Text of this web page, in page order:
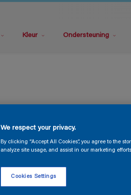
Kleur Ondersteuning
We respect your privacy.
By clicking “Accept All Cookies”, you agree to the
analyze site usage, and assist in our marketing
Cookies Settings